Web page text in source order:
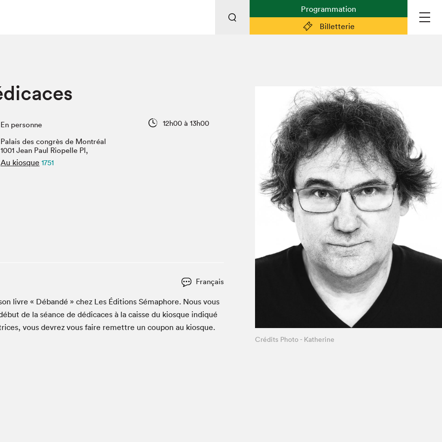
Billetterie
Programmation
Salon
Traiteur
des
harcèlement
Vitrine du Festival littéraire international Metropolis
bleu
La lecture en cadeau
Plan du Salon
Planifier sa visite (prix d'entrée,
horaire, info pratiques)
Billetterie: achetez vos billets!
FAQ visiteur·euse·s
Espace professionnel·le·s
Espace enseignant·e·s
Espace médias
Devenir bénévole
Espace exposant·e·s
Le Salon dans la ville, espace
organisateur⋅rice
> SLM Pro
En personne
12h00 à 13h00
Palais des congrès de Montréal
1001 Jean Paul Riopelle Pl,
Au kiosque 1751
Français
livre « Débandé » chez Les Édi­tions Sémaphore. Nous vous
de la séance de dédi­caces à la caisse du kiosque indiqué
vous devrez vous faire remet­tre un coupon au kiosque.
Crédits Photo - Katherine